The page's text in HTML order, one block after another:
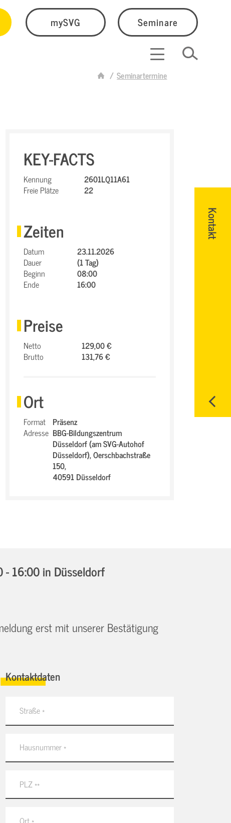
mySVG Seminare
Seminartermine
Kontakt
KEY-FACTS
Kennung
2601LQ11A61
Freie Plätze
22
Zeiten
Datum
23.11.2026
Dauer
(1 Tag)
Beginn
08:00
Ende
16:00
Preise
Netto
129,00 €
Brutto
131,76 €
Ort
Format Präsenz
Adresse BBG-Bildungszentrum
Düsseldorf (am SVG-Autohof
Düsseldorf),Oerschbachstraße
150,
40591 Düsseldorf
- 16:00in Düsseldorf
erst mit unserer Bestätigung
Kontaktdaten